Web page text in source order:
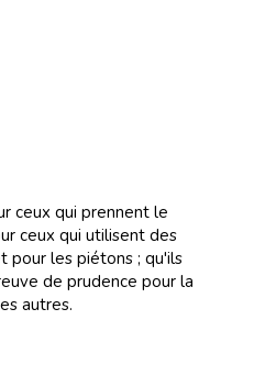
ceux qui prennent le
ceux qui utilisent des
pour les piétons ; qu'ils
de prudence pour la
autres.